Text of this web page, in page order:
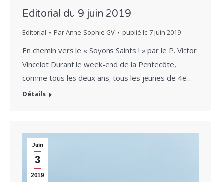
Editorial du 9 juin 2019
Editorial ParAnne-Sophie GV publié le 7 juin 2019
En chemin vers le « Soyons Saints ! » par le P. Victor
Vincelot Durant le week-end de la Pentecôte,
comme tous les deux ans, tous les jeunes de 4e…
Détails
Juin
3
2019